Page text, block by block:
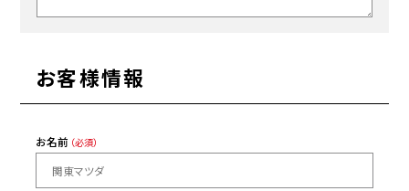
お客様情報
お名前 （必須）